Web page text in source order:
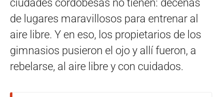
ciudades cordobesas no tienen: decenas
de lugares maravillosos para entrenar al
aire libre. Y en eso, los propietarios de los
gimnasios pusieron el ojo y allí fueron, a
rebelarse, al aire libre y con cuidados.